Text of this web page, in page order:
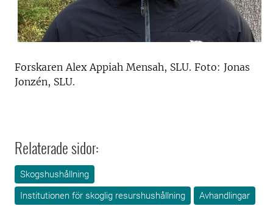
Forskaren Alex Appiah Mensah, SLU. Foto: Jonas
Jonzén, SLU.
Relaterade sidor:
Skogshushållning
Institutionen för skoglig resurshushållning
Avhandlingar